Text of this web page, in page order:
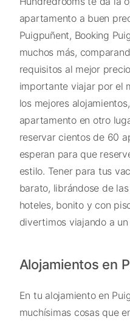
apartamento a buen
Puigpuñent, Booking
muchos más,
requisitos al mejor
importante viajar por el
los mejores
apartamento en otro
reservar cientos de 60
esperan para que
estilo. Tener para tus
barato, librándose de
hoteles, bonito y con
divertimos viajando a
Alojamientos en
En tu alojamiento en
muchísimas cosas que